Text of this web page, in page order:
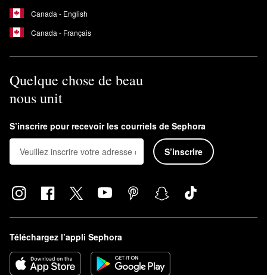
Canada - English
Canada - Français
Quelque chose de beau
nous unit
S’inscrire pour recevoir les courriels de Sephora
S’inscrire
Téléchargez l’appli Sephora